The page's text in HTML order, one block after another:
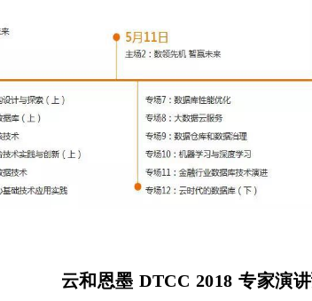
云和恩墨 DTCC 2018 专家演